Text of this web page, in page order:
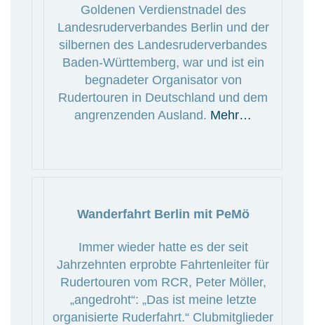
Goldenen Verdienstnadel des
Landesruderverbandes Berlin und der
silbernen des Landesruderverbandes
Baden-Württemberg, war und ist ein
begnadeter Organisator von
Rudertouren in Deutschland und dem
angrenzenden Ausland. Mehr…
Wanderfahrt Berlin mit PeMö
Immer wieder hatte es der seit
Jahrzehnten erprobte Fahrtenleiter für
Rudertouren vom RCR, Peter Möller,
„angedroht“: „Das ist meine letzte
organisierte Ruderfahrt.“ Clubmitglieder